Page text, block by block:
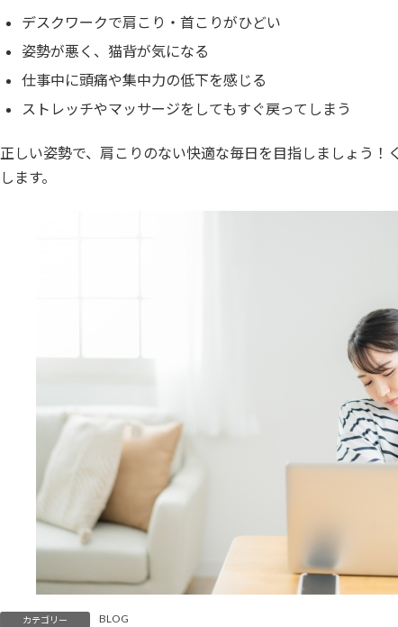
デスクワークで肩こり・首こりがひどい
姿勢が悪く、猫背が気になる
仕事中に頭痛や集中力の低下を感じる
ストレッチやマッサージをしてもすぐ戻ってしまう
正しい姿勢で、肩こりのない快適な毎日を目指しましょう！
します。
カテゴリー BLOG